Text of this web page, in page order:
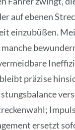
auf ebenen
einzubüßen.
präzise
ersetzt